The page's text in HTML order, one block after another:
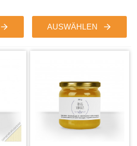
AUSWÄHLEN